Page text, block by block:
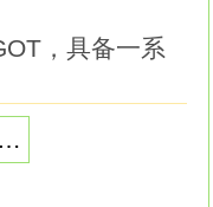
，具备一系